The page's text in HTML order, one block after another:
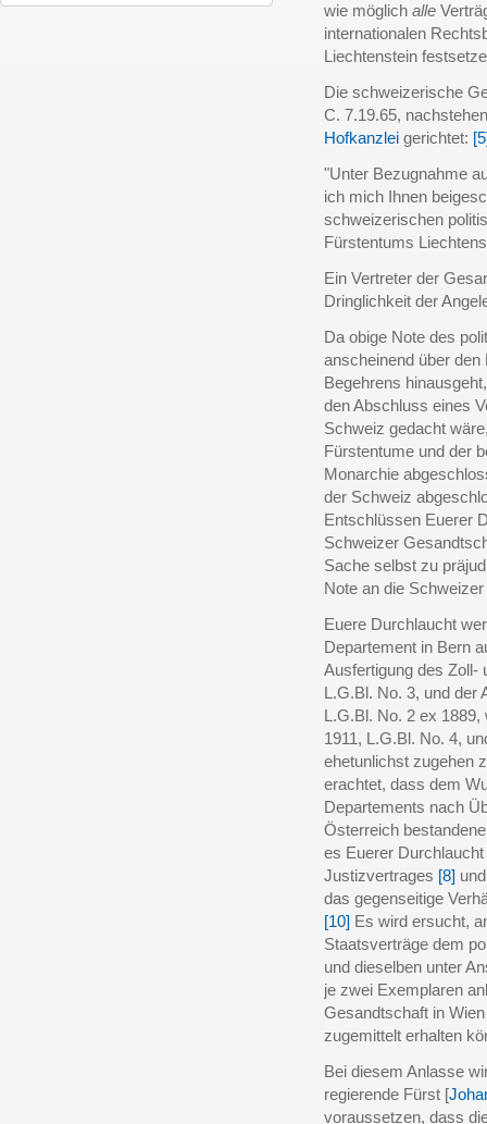
wie möglich alle
internationalen
Liechtenstein
Die schweizerische
C. 7.19.65,
Hofkanzlei gerichtet:
"Unter Bezugnahme
ich mich Ihnen
schweizerischen
Fürstentums
Ein Vertreter der
Dringlichkeit der
Da obige Note des
anscheinend über
Begehrens
den Abschluss eines
Schweiz gedacht
Fürstentume und der
Monarchie
der Schweiz
Entschlüssen Euerer
Schweizer
Sache selbst zu
Note an die
Euere Durchlaucht
Departement in Bern
Ausfertigung des Zoll-
L.G.Bl. No. 3, und der
L.G.Bl. No. 2 ex
1911, L.G.Bl. No. 4,
ehetunlichst zugehen
erachtet, dass dem
Departements nach
Österreich
es Euerer
Justizvertrages [8]
das gegenseitige
[10] Es wird ersucht,
Staatsverträge dem
und dieselben unter
je zwei Exemplaren
Gesandtschaft in
zugemittelt erhalten
Bei diesem Anlasse
regierende Fürst [
voraussetzen, dass